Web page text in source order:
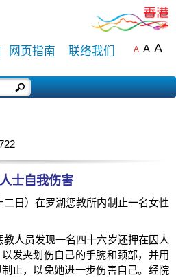
网页指南 联络我们 A A A
士自我伤害
日）在罗湖惩教所内制止一名女性
人员发现一名四十六岁还押在囚人
发夹划伤自己的手腕和颈部，并用
止，以免她进一步伤害自己。经院